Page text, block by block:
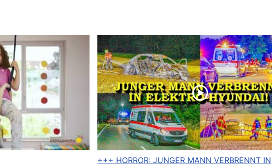
+++ HORROR: JUNGER MANN VERBRENNT IN